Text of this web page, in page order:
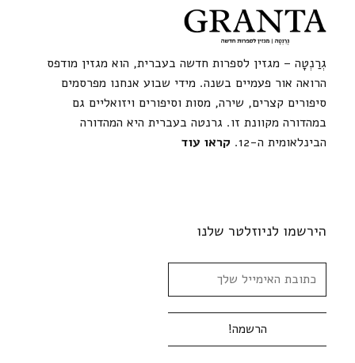
גְרַנְטָה – מגזין לספרות חדשה בעברית, הוא מגזין מודפס
הרואה אור פעמיים בשנה. מידי שבוע אנחנו מפרסמים
סיפורים קצרים, שירה, מסות וסיפורים ויזואליים גם
במהדורה מקוונת זו. גרנטה בעברית היא המהדורה
הבינלאומית ה-12.
קראו עוד
הירשמו לניוזלטר שלנו